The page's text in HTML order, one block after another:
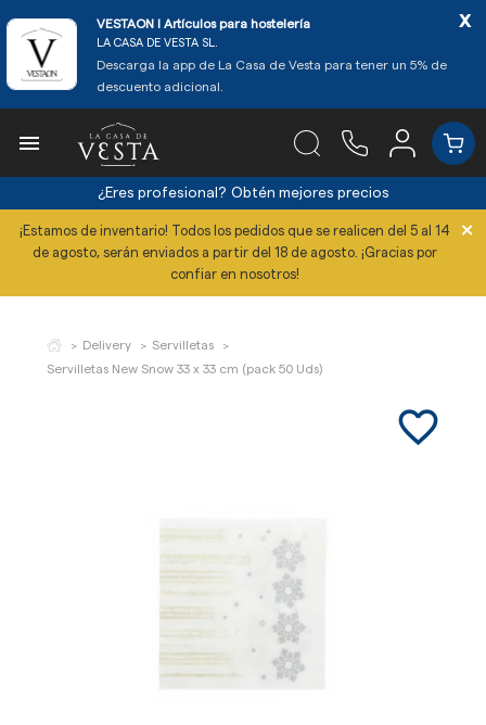
VESTAON l Artículos para hostelería
LA CASA DE VESTA SL.
Descarga la app de La Casa de Vesta para tener un 5% de
descuento adicional.
x

¿Eres profesional? Obtén mejores precios
¡Estamos de inventario! Todos los pedidos que se realicen del 5 al 14
de agosto, serán enviados a partir del 18 de agosto. ¡Gracias por
confiar en nosotros!
×
Delivery
Servilletas
Servilletas New Snow 33 x 33 cm (pack 50 Uds)
favorite_border